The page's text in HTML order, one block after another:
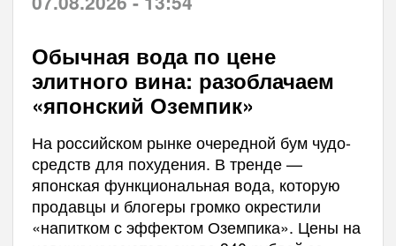
Обычная вода по цене
элитного вина: разоблачаем
«японский Оземпик»
На российском рынке очередной бум чудо-
средств для похудения. В тренде —
японская функциональная вода, которую
продавцы и блогеры громко окрестили
«напитком с эффектом Оземпика». Цены на